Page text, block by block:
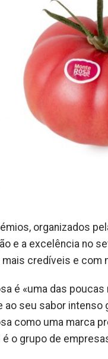
organizados
e a excelência no
credíveis e com
é «uma das
ao seu sabor intenso
como uma marca
é o grupo de